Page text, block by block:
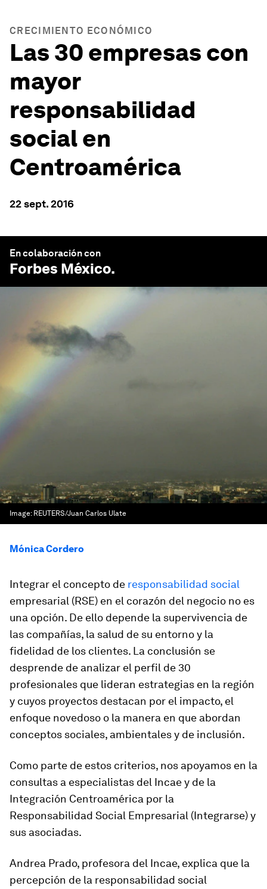
CRECIMIENTO ECONÓMICO
Las 30 empresas con
mayor
responsabilidad
social en
Centroamérica
22 sept. 2016
En colaboración con
Forbes México.
Image: REUTERS/Juan Carlos Ulate
Mónica Cordero
Integrar el concepto de responsabilidad social
empresarial (RSE) en el corazón del negocio no es
una opción. De ello depende la supervivencia de
las compañías, la salud de su entorno y la
fidelidad de los clientes. La conclusión se
desprende de analizar el perfil de 30
profesionales que lideran estrategias en la región
y cuyos proyectos destacan por el impacto, el
enfoque novedoso o la manera en que abordan
conceptos sociales, ambientales y de inclusión.
Como parte de estos criterios, nos apoyamos en la
consultas a especialistas del Incae y de la
Integración Centroamérica por la
Responsabilidad Social Empresarial (Integrarse) y
sus asociadas.
Andrea Prado, profesora del Incae, explica que la
percepción de la responsabilidad social